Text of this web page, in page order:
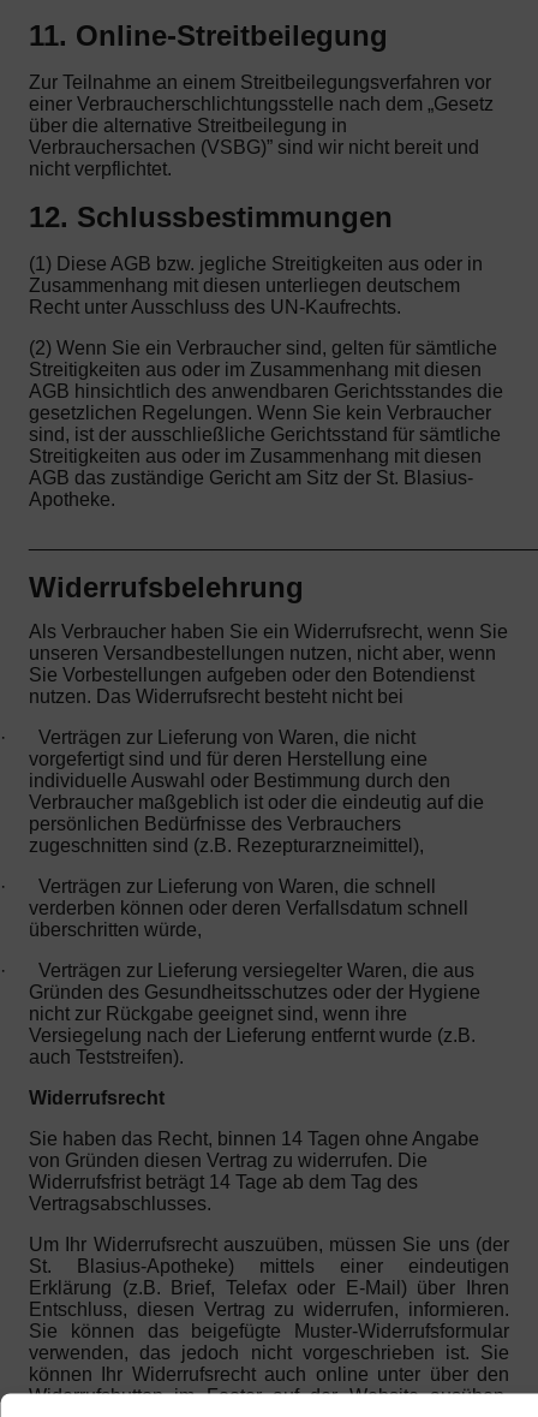
11. Online-Streitbeilegung
Zur Teilnahme an einem Streitbeilegungsverfahren vor
einer Verbraucherschlichtungsstelle nach dem „Gesetz
über die alternative Streitbeilegung in
Verbrauchersachen (VSBG)” sind wir nicht bereit und
nicht verpflichtet.
12. Schlussbestimmungen
(1) Diese AGB bzw. jegliche Streitigkeiten aus oder in
Zusammenhang mit diesen unterliegen deutschem
Recht unter Ausschluss des UN-Kaufrechts.
(2) Wenn Sie ein Verbraucher sind, gelten für sämtliche
Streitigkeiten aus oder im Zusammenhang mit diesen
AGB hinsichtlich des anwendbaren Gerichtsstandes die
gesetzlichen Regelungen. Wenn Sie kein Verbraucher
sind, ist der ausschließliche Gerichtsstand für sämtliche
Streitigkeiten aus oder im Zusammenhang mit diesen
AGB das zuständige Gericht am Sitz der St. Blasius-
Apotheke.
Widerrufsbelehrung
Als Verbraucher haben Sie ein Widerrufsrecht, wenn Sie
unseren Versandbestellungen nutzen, nicht aber, wenn
Sie Vorbestellungen aufgeben oder den Botendienst
nutzen. Das Widerrufsrecht besteht nicht bei
·
Verträgen zur Lieferung von Waren, die nicht
vorgefertigt sind und für deren Herstellung eine
individuelle Auswahl oder Bestimmung durch den
Verbraucher maßgeblich ist oder die eindeutig auf die
persönlichen Bedürfnisse des Verbrauchers
zugeschnitten sind (z.B. Rezepturarzneimittel),
·
Verträgen zur Lieferung von Waren, die schnell
verderben können oder deren Verfallsdatum schnell
überschritten würde,
·
Verträgen zur Lieferung versiegelter Waren, die aus
Gründen des Gesundheitsschutzes oder der Hygiene
nicht zur Rückgabe geeignet sind, wenn ihre
Versiegelung nach der Lieferung entfernt wurde (z.B.
auch Teststreifen).
Widerrufsrecht
Sie haben das Recht, binnen 14 Tagen ohne Angabe
von Gründen diesen Vertrag zu widerrufen. Die
Widerrufsfrist beträgt 14 Tage ab dem Tag des
Vertragsabschlusses.
Um Ihr Widerrufsrecht auszuüben, müssen Sie uns (der
St. Blasius-Apotheke) mittels einer eindeutigen
Erklärung (z.B. Brief, Telefax oder E-Mail) über Ihren
Entschluss, diesen Vertrag zu widerrufen, informieren.
Sie können das beigefügte Muster-Widerrufsformular
verwenden, das jedoch nicht vorgeschrieben ist. Sie
können Ihr Widerrufsrecht auch online unter über den
Widerrufsbutton im Footer auf der Website ausüben.